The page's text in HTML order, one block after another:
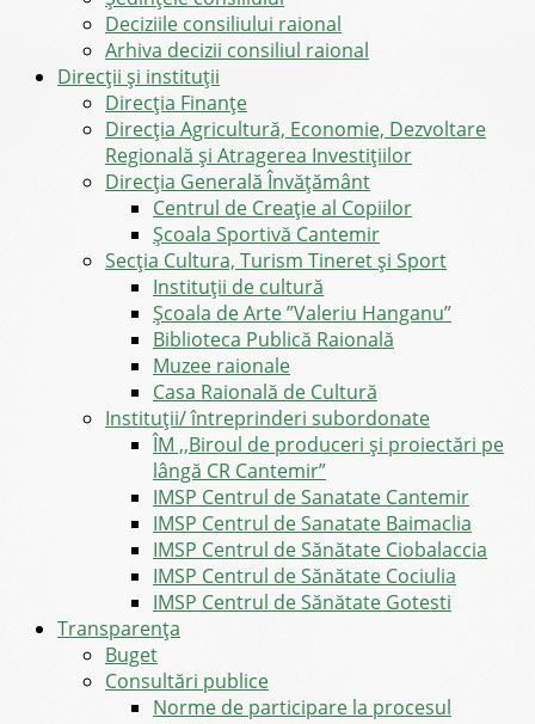
Deciziile consiliului raional
Arhiva decizii consiliul raional
Direcții și instituții
Direcţia Finanţe
Direcția Agricultură, Economie, Dezvoltare
Regională și Atragerea Investițiilor
Direcția Generală Învățământ
Centrul de Creație al Copiilor
Școala Sportivă Cantemir
Secția Cultura, Turism Tineret și Sport
Instituții de cultură
Școala de Arte ”Valeriu Hanganu”
Biblioteca Publică Raională
Muzee raionale
Casa Raională de Cultură
Instituții/ întreprinderi subordonate
ÎM ,,Biroul de produceri și proiectări pe
lângă CR Cantemir”
IMSP Centrul de Sanatate Cantemir
IMSP Centrul de Sanatate Baimaclia
IMSP Centrul de Sănătate Ciobalaccia
IMSP Centrul de Sănătate Cociulia
IMSP Centrul de Sănătate Gotesti
Transparența
Buget
Consultări publice
Norme de participare la procesul